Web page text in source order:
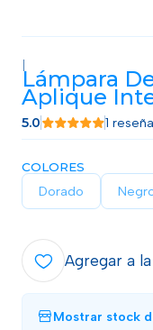
|
Lámpara
Aplique
5.0 1 reseña
COLORES
Dorado
Agregar a
Mostrar stock